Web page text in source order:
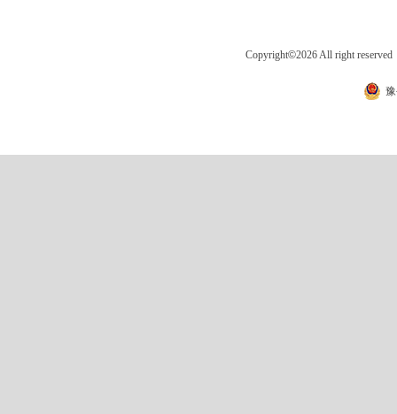
Copyright©2026 All right